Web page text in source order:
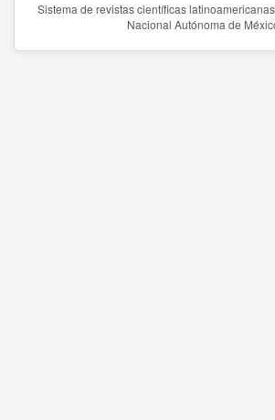
Sistema de revistas científicas
Nacional Autónoma de